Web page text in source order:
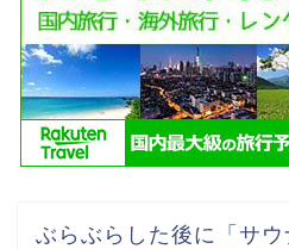
ぶらぶらした後に「サウ